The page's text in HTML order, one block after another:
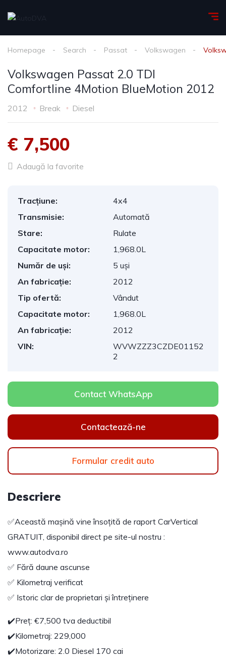
Homepage Search Passat Volkswagen
Volkswagen Passat 2.0 TDI
Comfortline 4Motion BlueMotion 2012
2012 Break Diesel
€ 7,500
Adaugă la favorite
Tracțiune:
4x4
Transmisie:
Automată
Stare:
Rulate
Capacitate motor:
1,968.0L
Număr de uși:
5 uși
An fabricație:
2012
Tip ofertă:
Vândut
Capacitate motor:
1,968.0L
An fabricație:
2012
VIN:
WVWZZZ3CZDE01152
2
Contact WhatsApp
Contactează-ne
Formular credit auto
Descriere
✅Această mașină vine însoțită de raport CarVertical
GRATUIT, disponibil direct pe site-ul nostru :
www.autodva.ro
✅ Fără daune ascunse
✅ Kilometraj verificat
✅ Istoric clar de proprietari și întreținere
✔️Preț: €7,500 tva deductibil
✔️Kilometraj: 229,000
✔️Motorizare: 2.0 Diesel 170 cai